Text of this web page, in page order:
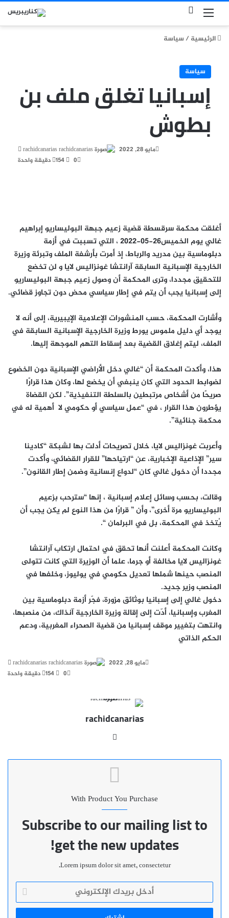
القائمة
الرئيسية/ سياسة
سياسة
إسبانيا تغلق ملف بن
بطوش
rachidcanarias
بريدا
مايو 28, 2022
0
دقيقة واحدة
أغلقت محكمة سرقسطة قضية زعيم جبهة البوليساريو إبراهيم
غالي يوم الخميس26-05-2022 ، التي تسببت في أزمة
دبلوماسية بين مدريد والرباط، إذ أمرت بأرشفة الملف وتبرئة وزيرة
الخارجية الإسبانية السابقة آرانتشا غونزاليس لايا و لن تخضع
للتحقيق مجددا، وترى المحكمة أن وصول زعيم جبهة البوليساريو
إلى إسبانيا يجب أن يتم في إطار سياسي محض دون تجاوز قضائي.
وأشارت المحكمة، حسب المنشورات الإعلامية الإيبيرية، إلى أنه لا
يوجد أي دليل ملموس يورط وزيرة الخارجية الإسبانية السابقة في
الملف، ليتم إغلاق القضية بعد إسقاط التهم الموجهة إليها.
هذا، وأكدت المحكمة أن “غالي دخل الأراضي الإسبانية دون الخضوع
لضوابط الحدود التي كان ينبغي أن يخضع لها، وكان هذا قرارًا
صريحًا من أشخاص مرتبطين بالسلطة التنفيذية”. لكن القضاة
يؤطرون هذا القرار ، في “عمل سياسي أو حكومي لا أهمية له في
محكمة جنائية”.
وأعربت غونزاليس لايا، خلال تصريحات أدلت بها لشبكة “كادينا
سير” الإذاعية الإخبارية، عن “ارتياحها” للقرار القضائي، وأكدت
مجددا أن دخول غالي كان “لدواع إنسانية وضمن إطار القانون”.
وقالت، بحسب وسائل إعلام إسبانية ، إنها “سترحب بزعيم
البوليساريو مرة أخرى”، وأن ” قرارًا من هذا النوع لم يكن يجب أن
يُتخذ في المحكمة، بل في البرلمان “.
وكانت المحكمة أعلنت أنها تحقق في احتمال ارتكاب آرانتشا
غونزاليس لايا مخالفة أو جرما، علما أن الوزيرة التي كانت تتولى
المنصب حينها شملها تعديل حكومي في يوليوز، وخلفها في
المنصب وزير جديد.
دخول غالي إلى إسبانيا بوثائق مزورة، فجّر أزمة دبلوماسية بين
المغرب وإسبانيا، أدّت إلى إقالة وزيرة الخارجية آنذاك، من منصبها،
وانتهت بتغيير موقف إسبانيا من قضية الصحراء المغربية، ودعم
الحكم الذاتي
rachidcanarias
مايو 28, 2022
0
دقيقة واحدة
rachidcanarias
With Product You Purchase
Subscribe to our mailing list to
get the new updates!
Lorem ipsum dolor sit amet, consectetur.
أدخل
الإلكتروني